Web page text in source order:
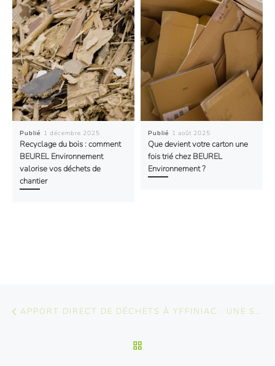
Publié 1 décembre 2025
Recyclage du bois : comment
BEUREL Environnement
valorise vos déchets de
chantier
Publié 1 août 2025
Que devient votre carton une
fois trié chez BEUREL
Environnement ?
Parcourir les articles APPORT DIRECT DE DÉCHETS À YFFINIAC : UNE SOLUTION SIMPLE POUR ÉVACUER VOS DÉCHETS RAPIDEMENT